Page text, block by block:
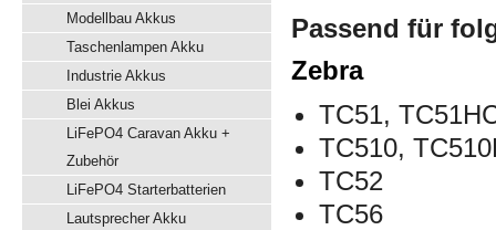
Modellbau Akkus
Taschenlampen Akku
Industrie Akkus
Blei Akkus
LiFePO4 Caravan Akku +
Zubehör
LiFePO4 Starterbatterien
Lautsprecher Akku
Passend für
Zebra
TC51,
TC510,
TC52
TC56